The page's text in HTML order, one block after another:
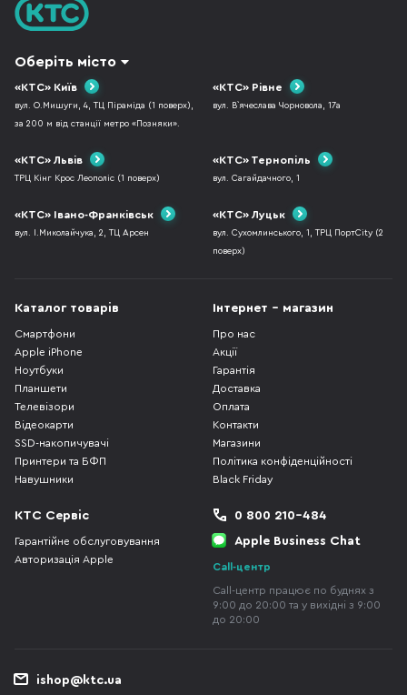
Оберіть місто
«КТС» Київ
вул. О.Мишуги, 4, ТЦ Піраміда (1 поверх),
за 200 м від станції метро «Позняки».
«КТС» Рівне
вул. В`ячеслава Чорновола, 17а
«КТС» Львів
ТРЦ Кінг Крос Леополіс (1 поверх)
«КТС» Тернопіль
вул. Сагайдачного, 1
«КТС» Івано-Франківськ
вул. І.Миколайчука, 2, ТЦ Арсен
«КТС» Луцьк
вул. Сухомлинського, 1, ТРЦ ПортCity (2
поверх)
Каталог товарів
Смартфони
Apple iPhone
Ноутбуки
Планшети
Телевізори
Відеокарти
SSD-накопичувачі
Принтери та БФП
Навушники
Інтернет - магазин
Про нас
Акції
Гарантія
Доставка
Оплата
Контакти
Магазини
Політика конфіденційності
Black Friday
КТС Сервіс
Гарантійне обслуговування
Авторизація Apple
0 800 210-484
Apple Business Chat
Call-центр
Call-центр працює по буднях з
9:00 до 20:00 та у вихідні з 9:00
до 20:00
ishop@ktc.ua